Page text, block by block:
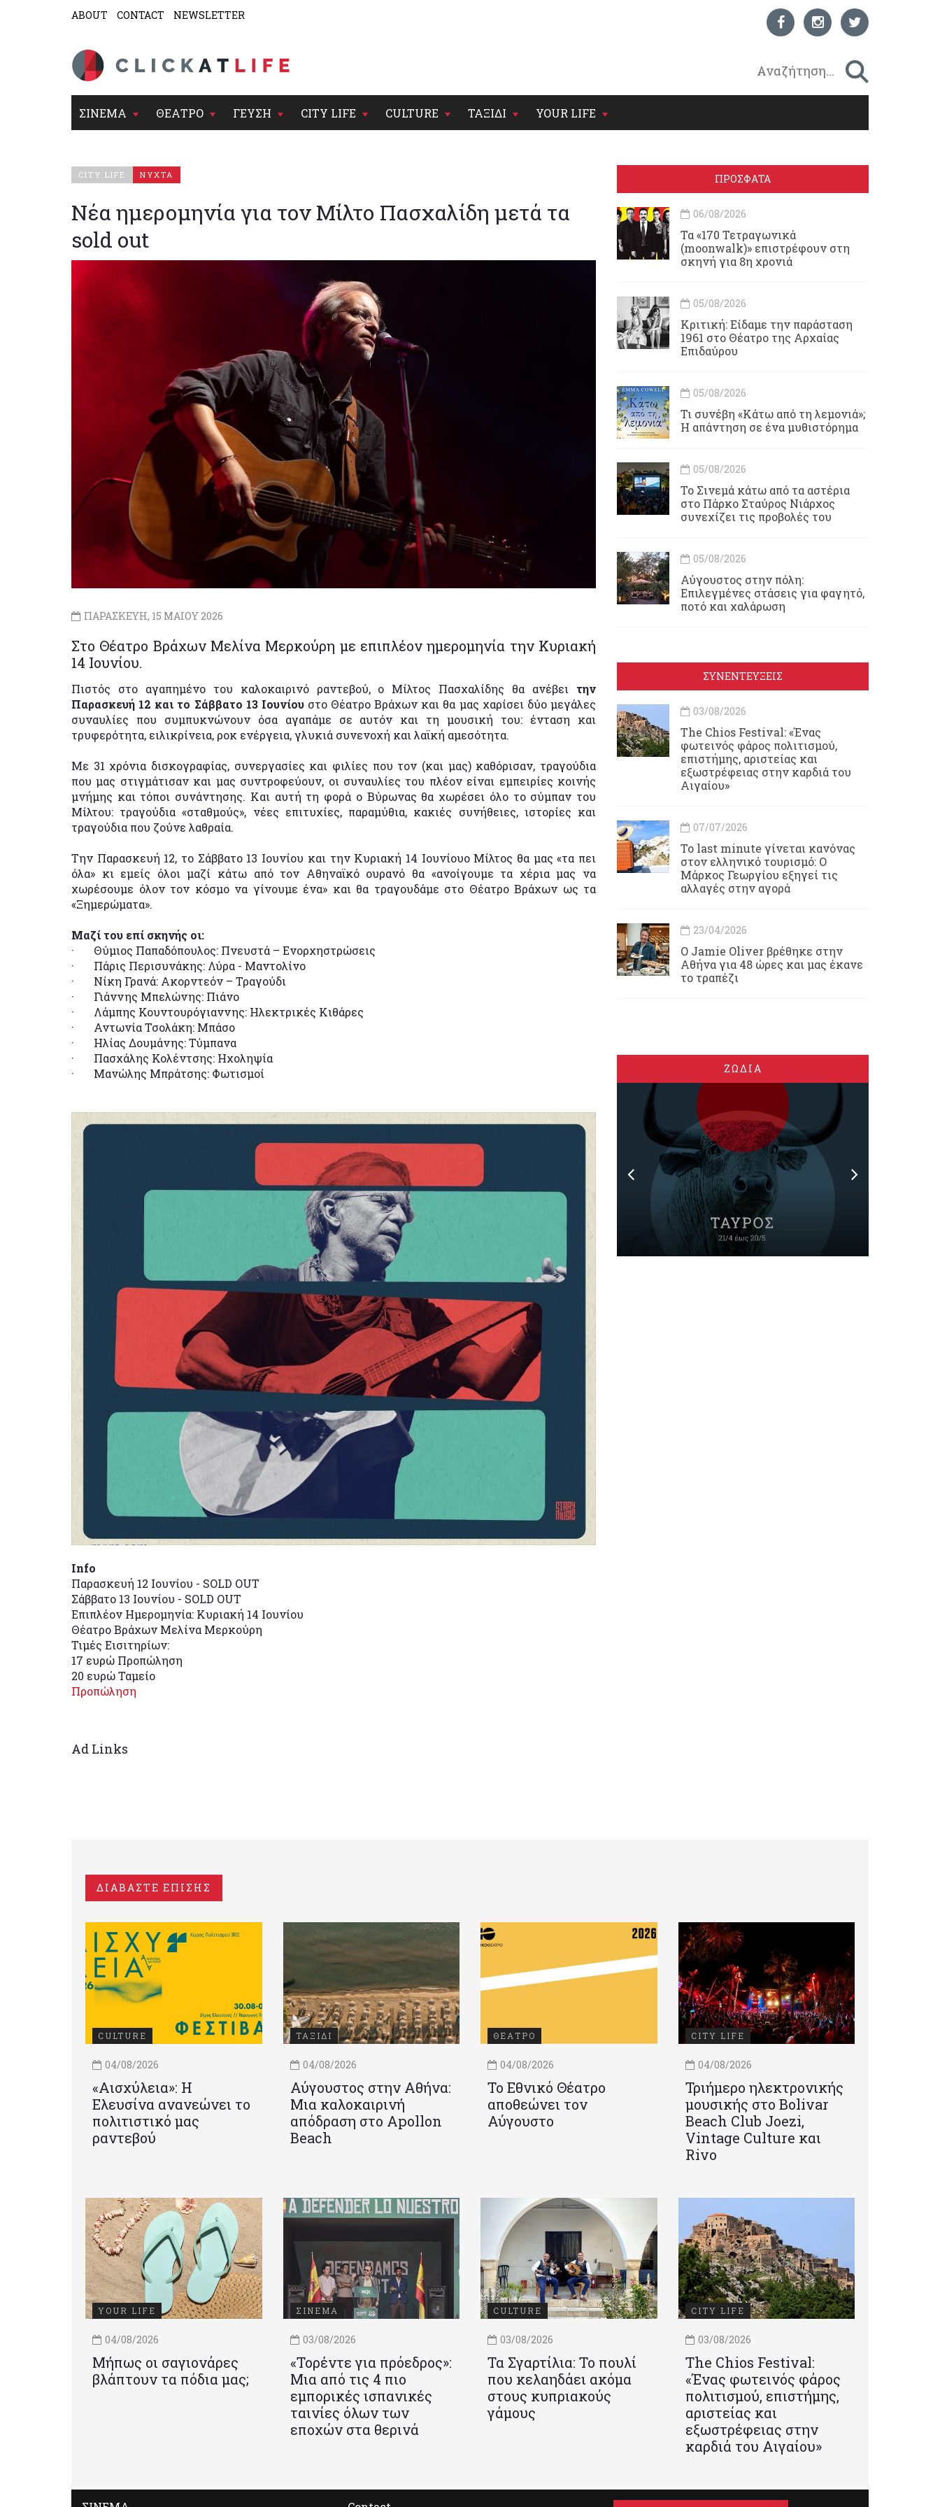
ABOUT CONTACT NEWSLETTER
ΣΙΝΕΜΑ ΘΕΑΤΡΟ ΓΕΥΣΗ CITY LIFE CULTURE ΤΑΞΙΔΙ YOUR LIFE
CITY LIFE ΝΥΧΤΑ
Νέα ημερομηνία για τον Μίλτο Πασχαλίδη μετά τα
sold out
ΠΑΡΑΣΚΕΥΗ, 15 ΜΑΙΟΥ 2026
Στο Θέατρο Βράχων Μελίνα Μερκούρη με επιπλέον ημερομηνία την Κυριακή
14 Ιουνίου.
Πιστός στο αγαπημένο του καλοκαιρινό ραντεβού, ο Μίλτος Πασχαλίδης θα ανέβει την
Παρασκευή 12 και το Σάββατο 13 Ιουνίουστο Θέατρο Βράχων και θα μας χαρίσει δύο μεγάλες
συναυλίες που συμπυκνώνουν όσα αγαπάμε σε αυτόν και τη μουσική του: ένταση και
τρυφερότητα, ειλικρίνεια, ροκ ενέργεια, γλυκιά συνενοχή και λαϊκή αμεσότητα.
Με 31 χρόνια δισκογραφίας, συνεργασίες και φιλίες που τον (και μας) καθόρισαν, τραγούδια
που μας στιγμάτισαν και μας συντροφεύουν, οι συναυλίες του πλέον είναι εμπειρίες κοινής
μνήμης και τόποι συνάντησης. Και αυτή τη φορά ο Βύρωνας θα χωρέσει όλο το σύμπαν του
Μίλτου: τραγούδια «σταθμούς», νέες επιτυχίες, παραμύθια, κακιές συνήθειες, ιστορίες και
τραγούδια που ζούνε λαθραία.
Την Παρασκευή 12, το Σάββατο 13 Ιουνίου και την Κυριακή 14 Ιουνίουο Μίλτος θα μας «τα πει
όλα» κι εμείς όλοι μαζί κάτω από τον Αθηναϊκό ουρανό θα «ανοίγουμε τα χέρια μας να
χωρέσουμε όλον τον κόσμο να γίνουμε ένα» και θα τραγουδάμε στο Θέατρο Βράχων ως τα
«Ξημερώματα».
Μαζί του επί σκηνής οι:
· Θύμιος Παπαδόπουλος: Πνευστά – Ενορχηστρώσεις
· Πάρις Περισυνάκης: Λύρα - Μαντολίνο
· Νίκη Γρανά: Ακορντεόν – Τραγούδι
· Γιάννης Μπελώνης: Πιάνο
· Λάμπης Κουντουρόγιαννης: Ηλεκτρικές Κιθάρες
· Αντωνία Τσολάκη: Μπάσο
· Ηλίας Δουμάνης: Τύμπανα
· Πασχάλης Κολέντσης: Ηχοληψία
· Μανώλης Μπράτσης: Φωτισμοί
Info
Παρασκευή 12 Ιουνίου - SOLD OUT
Σάββατο 13 Ιουνίου - SOLD OUT
Επιπλέον Ημερομηνία: Κυριακή 14 Ιουνίου
Θέατρο Βράχων Μελίνα Μερκούρη
Τιμές Εισιτηρίων:
17 ευρώ Προπώληση
20 ευρώ Ταμείο
Προπώληση
Ad Links
ΠΡΟΣΦΑΤΑ
06/08/2026
Τα «170 Τετραγωνικά
(moonwalk)» επιστρέφουν στη
σκηνή για 8η χρονιά
05/08/2026
Κριτική: Είδαμε την παράσταση
1961 στο Θέατρο της Αρχαίας
Επιδαύρου
05/08/2026
Τι συνέβη «Κάτω από τη λεμονιά»;
Η απάντηση σε ένα μυθιστόρημα
05/08/2026
To Σινεμά κάτω από τα αστέρια
στο Πάρκο Σταύρος Νιάρχος
συνεχίζει τις προβολές του
05/08/2026
Αύγουστος στην πόλη:
Επιλεγμένες στάσεις για φαγητό,
ποτό και χαλάρωση
ΣΥΝΕΝΤΕΥΞΕΙΣ
03/08/2026
Τhe Chios Festival: «Ένας
φωτεινός φάρος πολιτισμού,
επιστήμης, αριστείας και
εξωστρέφειας στην καρδιά του
Αιγαίου»
07/07/2026
Το last minute γίνεται κανόνας
στον ελληνικό τουρισμό: Ο
Μάρκος Γεωργίου εξηγεί τις
αλλαγές στην αγορά
23/04/2026
Ο Jamie Oliver βρέθηκε στην
Αθήνα για 48 ώρες και μας έκανε
το τραπέζι
ΖΩΔΙΑ
ΔΙΑΒΑΣΤΕ ΕΠΙΣΗΣ
CULTURE
04/08/2026
«Αισχύλεια»: Η
Ελευσίνα ανανεώνει το
πολιτιστικό μας
ραντεβού
ΤΑΞΙΔΙ
04/08/2026
Αύγουστος στην Αθήνα:
Μια καλοκαιρινή
απόδραση στο Apollon
Beach
ΘΕΑΤΡΟ
04/08/2026
Το Εθνικό Θέατρο
αποθεώνει τον
Αύγουστο
CITY LIFE
04/08/2026
Τριήμερο ηλεκτρονικής
μουσικής στο Bolivar
Beach Club Joezi,
Vintage Culture και
Rivo
YOUR LIFE
04/08/2026
Μήπως οι σαγιονάρες
βλάπτουν τα πόδια μας;
ΣΙΝΕΜΑ
03/08/2026
«Τορέντε για πρόεδρος»:
Mια από τις 4 πιο
εμπορικές ισπανικές
ταινίες όλων των
εποχών στα θερινά
CULTURE
03/08/2026
Τα Σγαρτίλια: Το πουλί
που κελαηδάει ακόμα
στους κυπριακούς
γάμους
CITY LIFE
03/08/2026
Τhe Chios Festival:
«Ένας φωτεινός φάρος
πολιτισμού, επιστήμης,
αριστείας και
εξωστρέφειας στην
καρδιά του Αιγαίου»